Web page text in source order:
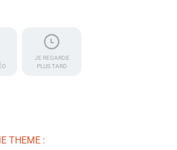
JE REGARDE
PLUS TARD
THEME :